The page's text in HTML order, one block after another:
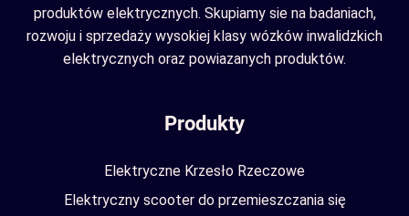
produktów elektrycznych. Skupiamy sie na badaniach,
rozwoju i sprzedaży wysokiej klasy wózków inwalidzkich
elektrycznych oraz powiazanych produktów.
Produkty
Elektryczne Krzesło Rzeczowe
Elektryczny scooter do przemieszczania się